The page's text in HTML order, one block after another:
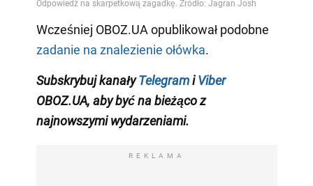
Wcześniej OBOZ.UA opublikował podobne
zadanie na znalezienie ołówka.
Subskrybuj kanałyTelegramiViber
OBOZ.UA, aby być na bieżąco z
najnowszymi wydarzeniami.
REKLAMA